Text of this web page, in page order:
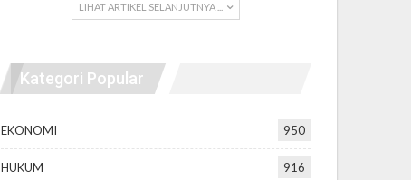
LIHAT ARTIKEL SELANJUTNYA ...
Kategori Popular
EKONOMI 950
HUKUM 916